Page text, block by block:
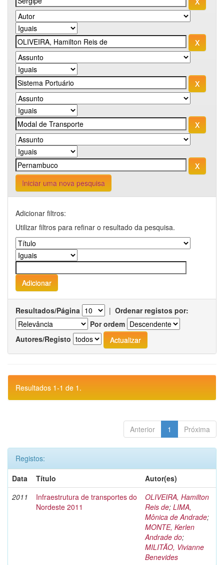
Iniciar uma nova pesquisa
Adicionar filtros:
Utilizar filtros para refinar o resultado da pesquisa.
Resultados/Página | Ordenar registos por:
Por ordem
Autores/Registo
Resultados 1-1 de 1.
Anterior 1 Próxima
Registos:
Data
Título
Autor(es)
2011
Infraestrutura de transportes do
Nordeste 2011
OLIVEIRA, Hamilton
Reis de; LIMA,
Mônica de Andrade;
MONTE, Kerlen
Andrade do;
MILITÃO, Vivianne
Benevides